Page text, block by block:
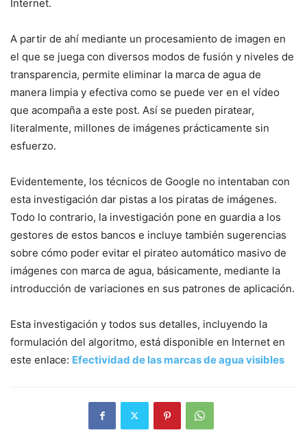
Internet.
A partir de ahí mediante un procesamiento de imagen en
el que se juega con diversos modos de fusión y niveles de
transparencia, permite eliminar la marca de agua de
manera limpia y efectiva como se puede ver en el vídeo
que acompaña a este post. Así se pueden piratear,
literalmente, millones de imágenes prácticamente sin
esfuerzo.
Evidentemente, los técnicos de Google no intentaban con
esta investigación dar pistas a los piratas de imágenes.
Todo lo contrario, la investigación pone en guardia a los
gestores de estos bancos e incluye también sugerencias
sobre cómo poder evitar el pirateo automático masivo de
imágenes con marca de agua, básicamente, mediante la
introducción de variaciones en sus patrones de aplicación.
Esta investigación y todos sus detalles, incluyendo la
formulación del algoritmo, está disponible en Internet en
este enlace: Efectividad de las marcas de agua visibles